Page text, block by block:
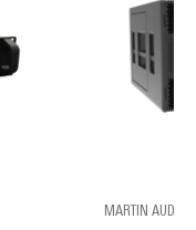
MARTIN AUDIO